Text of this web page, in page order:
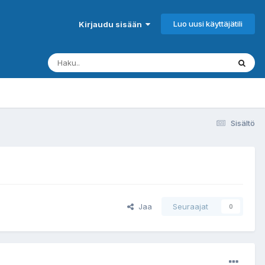
Kirjaudu sisään Luo uusi käyttäjätili
Sisältö
Jaa Seuraajat 0